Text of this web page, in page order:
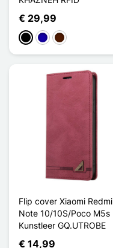
€ 29,99
ZwartDonkerblauw
Donkerbruin
Flip cover Xiaomi Redmi
Note 10/10S/Poco M5s
Kunstleer GQ.UTROBE
€ 14,99